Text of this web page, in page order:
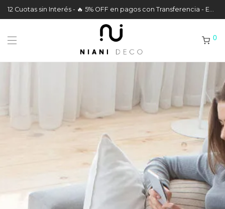
12 Cuotas sin Interés - 🔥 5% OFF en pagos con Transferencia - Envíos a todo el País
0